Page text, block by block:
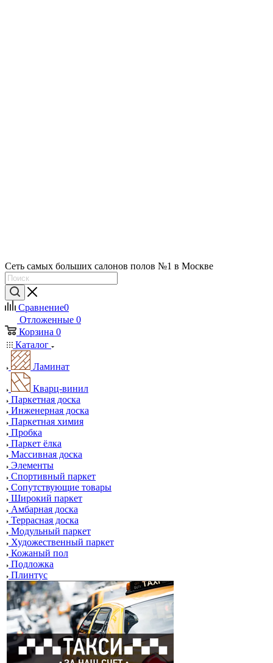
Сеть самых больших салонов полов №1 в Москве
Сравнение0
Отложенные 0
Корзина 0
Каталог
Ламинат
Кварц-винил
Паркетная доска
Инженерная доска
Паркетная химия
Пробка
Паркет ёлка
Массивная доска
Элементы
Спортивный паркет
Сопутствующие товары
Широкий паркет
Амбарная доска
Террасная доска
Модульный паркет
Художественный паркет
Кожаный пол
Подложка
Плинтус